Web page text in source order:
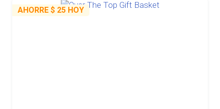
AHORRE $ 25 HOY